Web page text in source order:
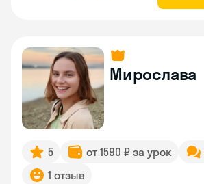
Мирослава
5 от 1590 ₽ за урок
1 отзыв